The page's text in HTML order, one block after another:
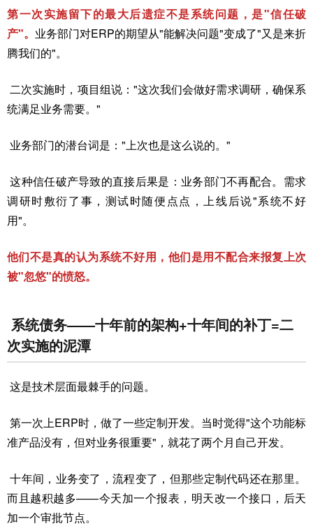
第一次实施留下的最大后遗症不是系统问题，是"信任破
产"。 业务部门对ERP的期望从"能解决问题"变成了"又是来折
腾我们的"。
二次实施时，项目组说："这次我们会做好需求调研，确保系
统满足业务需要。"
业务部门的潜台词是："上次也是这么说的。"
这种信任破产导致的直接后果是：业务部门不再配合。需求
调研时敷衍了事，测试时随便点点，上线后说"系统不好
用"。
他们不是真的认为系统不好用，他们是用不配合来报复上次
被"忽悠"的愤怒。
系统债务——十年前的架构+十年间的补丁=二
次实施的泥潭
这是技术层面最棘手的问题。
第一次上ERP时，做了一些定制开发。当时觉得"这个功能标
准产品没有，但对业务很重要"，就花了两个月自己开发。
十年间，业务变了，流程变了，但那些定制代码还在那里。
而且越积越多——今天加一个报表，明天改一个接口，后天
加一个审批节点。